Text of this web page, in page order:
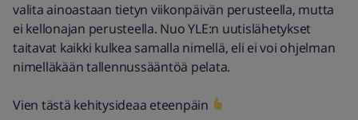
valita ainoastaan tietyn viikonpäivän perusteella, mutta
ei kellonajan perusteella. Nuo YLE:n uutislähetykset
taitavat kaikki kulkea samalla nimellä, eli ei voi ohjelman
nimelläkään tallennussääntöä pelata.
Vien tästä kehitysideaa eteenpäin